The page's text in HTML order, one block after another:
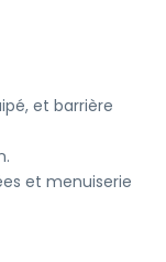
et barrière
et menuiserie